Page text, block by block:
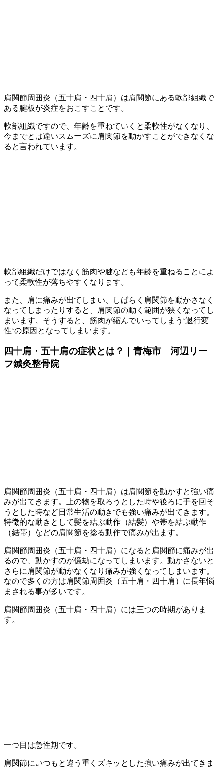
肩関節周囲炎（五十肩・四十肩）は肩関節にある軟部組織で
ある腱板が炎症をおこすことです。
軟部組織ですので、年齢を重ねていくと柔軟性がなくなり、
今までとは違いスムーズに肩関節を動かすことができなくな
ると言われています。
軟部組織だけではなく筋肉や腱なども年齢を重ねることによ
って柔軟性が落ちやすくなります。
また、肩に痛みが出てしまい、しばらく肩関節を動かさなく
なってしまったりすると、肩関節の動く範囲が狭くなってし
まいます。そうすると、筋肉が縮んでいってしまう‘退行変
性‘の原因となってしまいます。
四十肩・五十肩の症状とは？｜青梅市 河辺リー
フ鍼灸整骨院
肩関節周囲炎（五十肩・四十肩）は肩関節を動かすと強い痛
みが出てきます。上の物を取ろうとした時や後ろに手を回そ
うとした時など日常生活の動きでも強い痛みが出てきます。
特徴的な動きとして髪を結ぶ動作（結髪）や帯を結ぶ動作
（結帯）などの肩関節を捻る動作で痛みが出ます。
肩関節周囲炎（五十肩・四十肩）になると肩関節に痛みが出
るので、動かすのが億劫になってしまいます。動かさないと
さらに肩関節が動かなくなり痛みが強くなってしまいます。
なので多くの方は肩関節周囲炎（五十肩・四十肩）に長年悩
まされる事が多いです。
肩関節周囲炎（五十肩・四十肩）には三つの時期がありま
す。
一つ目は急性期です。
肩関節にいつもと違う重くズキッとした強い痛みが出てきま